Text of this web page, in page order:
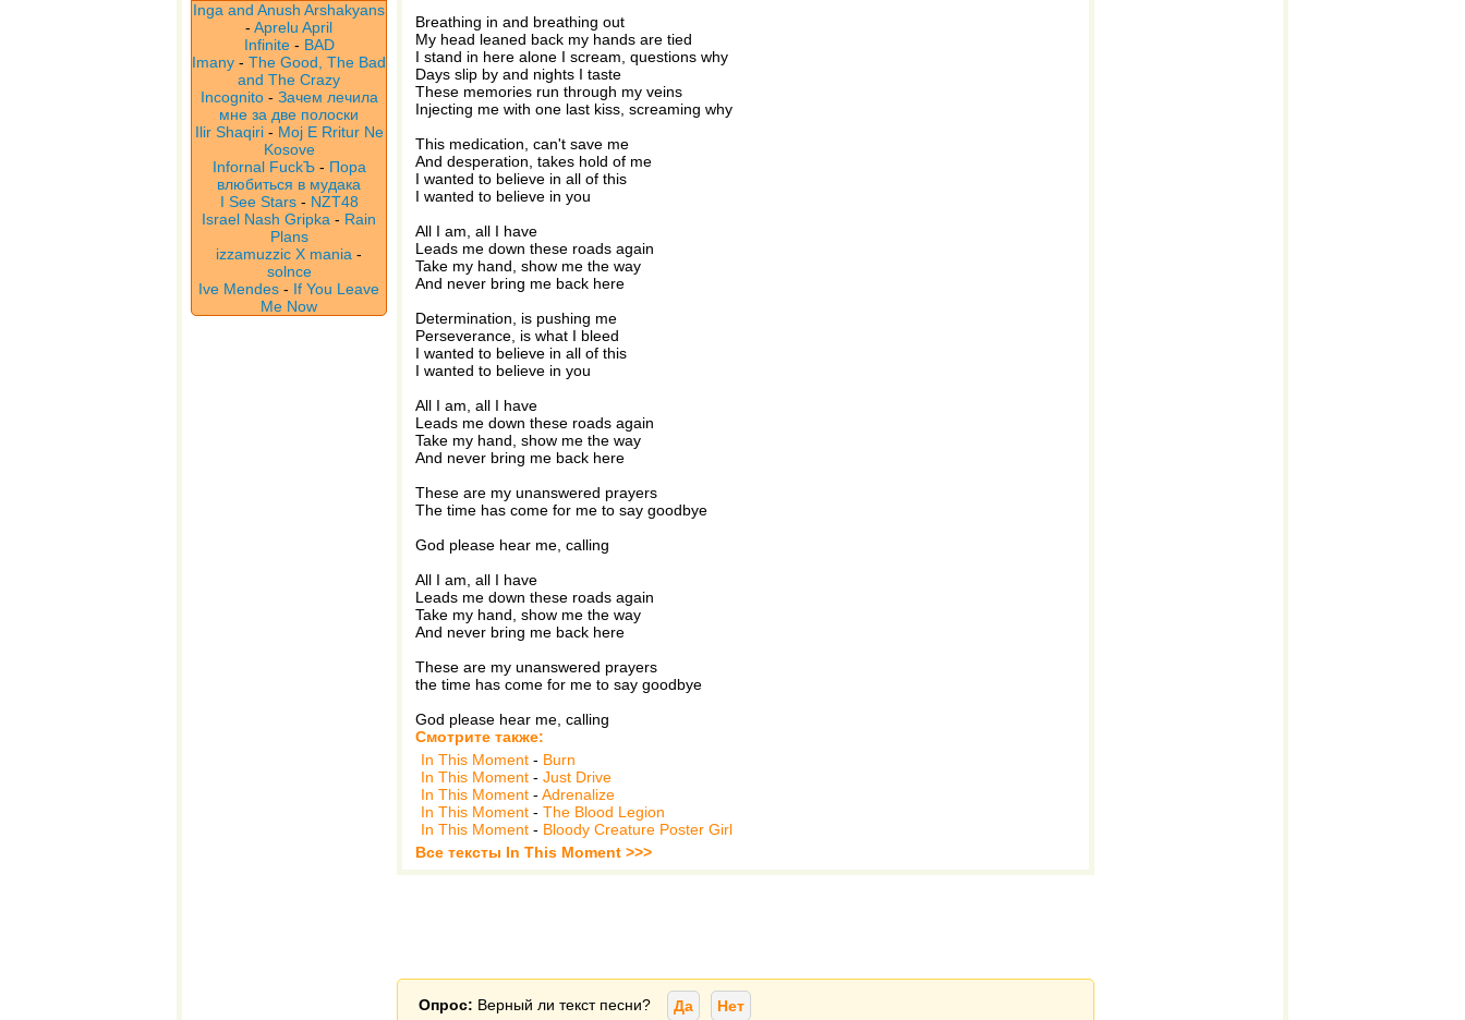
Inga and Anush Arshakyans
- Aprelu April
Infinite- BAD
Imany - The Good, The Bad
and The Crazy
Incognito- Зачем лечила
мне за две полоски
Ilir Shaqiri- Moj E Rritur Ne
Kosove
Infornal FuckЪ- Пора
влюбиться в мудака
I See Stars- NZT48
Israel Nash Gripka - Rain
Plans
izzamuzzic X mania -
solnce
Ive Mendes - If You Leave
Me Now
Breathing in and breathing out
My head leaned back my hands are tied
I stand in here alone I scream, questions why
Days slip by and nights I taste
These memories run through my veins
Injecting me with one last kiss, screaming why
This medication, can't save me
And desperation, takes hold of me
I wanted to believe in all of this
I wanted to believe in you
All I am, all I have
Leads me down these roads again
Take my hand, show me the way
And never bring me back here
Determination, is pushing me
Perseverance, is what I bleed
I wanted to believe in all of this
I wanted to believe in you
All I am, all I have
Leads me down these roads again
Take my hand, show me the way
And never bring me back here
These are my unanswered prayers
The time has come for me to say goodbye
God please hear me, calling
All I am, all I have
Leads me down these roads again
Take my hand, show me the way
And never bring me back here
These are my unanswered prayers
the time has come for me to say goodbye
God please hear me, calling
Смотрите также:
In This Moment - Burn
In This Moment - Just Drive
In This Moment - Adrenalize
In This Moment - The Blood Legion
In This Moment - Bloody Creature Poster Girl
Все тексты In This Moment >>>
Опрос: Верный ли текст песни? Да Нет